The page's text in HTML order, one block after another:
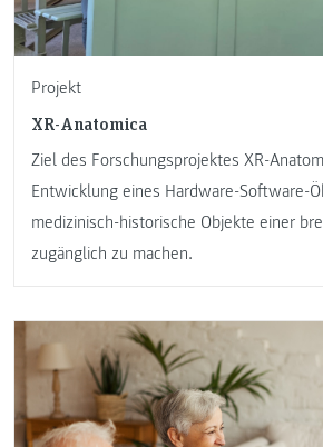
Projekt
XR-Anatomica
Ziel des Forschungsprojektes XR-
Entwicklung eines Hardware-Software-
medizinisch-historische Objekte einer
zugänglich zu machen.